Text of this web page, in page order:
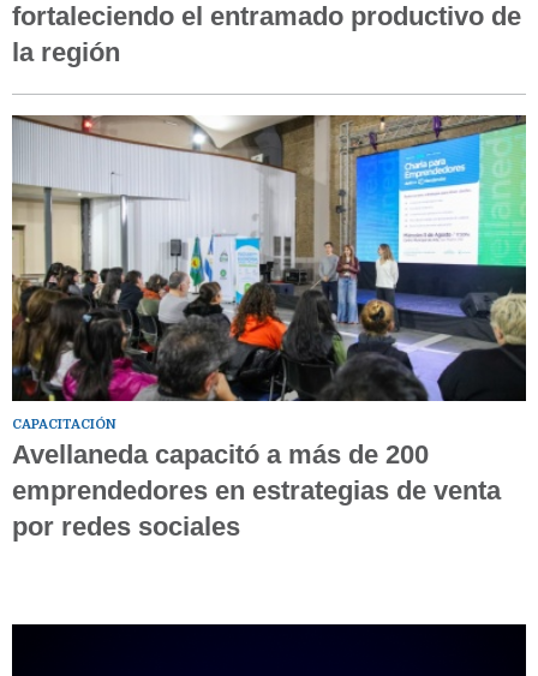
fortaleciendo el entramado productivo de
la región
CAPACITACIÓN
Avellaneda capacitó a más de 200
emprendedores en estrategias de venta
por redes sociales